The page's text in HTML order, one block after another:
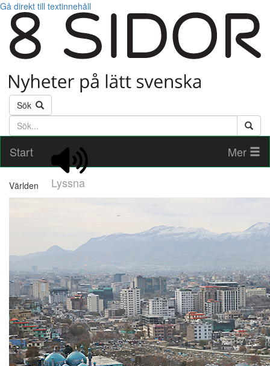
Gå direkt till textinnehåll
Sök
Söktext
Start
Lyssna
Mer
Världen